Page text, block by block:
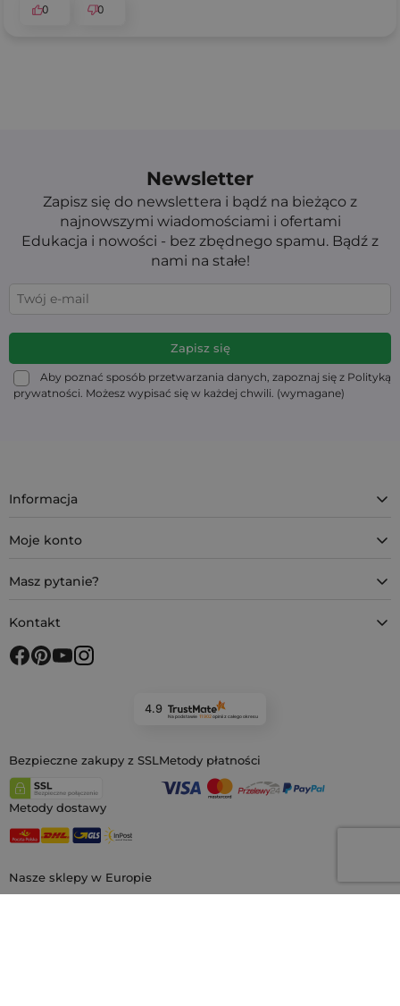
0
0
Newsletter
Zapisz się do newslettera i bądź na bieżąco z
najnowszymi wiadomościami i ofertami
Edukacja i nowości - bez zbędnego spamu. Bądź z
nami na stałe!
Aby poznać sposób przetwarzania danych, zapoznaj się z Polityką
prywatności. Możesz wypisać się w każdej chwili. (wymagane)
Nasze sklepy w Europie
Informacja
Moje konto
Masz pytanie?
Kontakt
4.9
Na podstawie 11 902opiniiz całego okresu
Bezpieczne zakupy z SSLMetody płatności
Metody dostawy